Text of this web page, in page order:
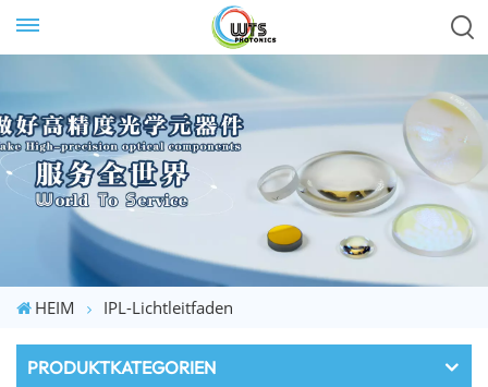
HEIM IPL-Lichtleitfaden
PRODUKTKATEGORIEN